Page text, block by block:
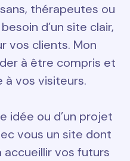
thérapeutes ou
d’un site clair,
vos clients. Mon
à être compris et
à vos visiteurs.
idée ou d’un projet
vous un site dont
vos futurs